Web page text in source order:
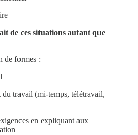
de ces situations autant que
de formes :
du travail (mi-temps, télétravail,
en expliquant aux